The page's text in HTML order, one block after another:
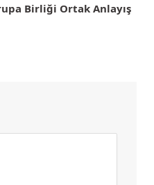
Birliği Ortak Anlayış